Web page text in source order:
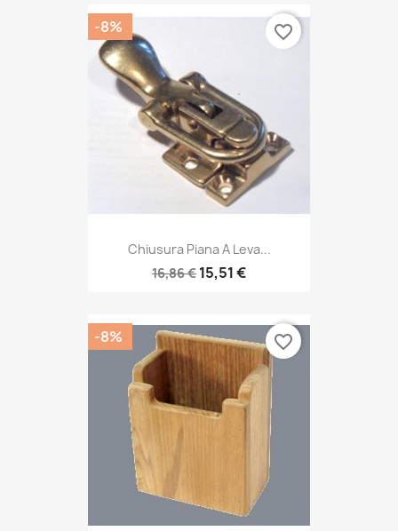
Chiusura Piana A Leva...
16,86 € 15,51 €
-8% favorite_border
-8% favorite_border